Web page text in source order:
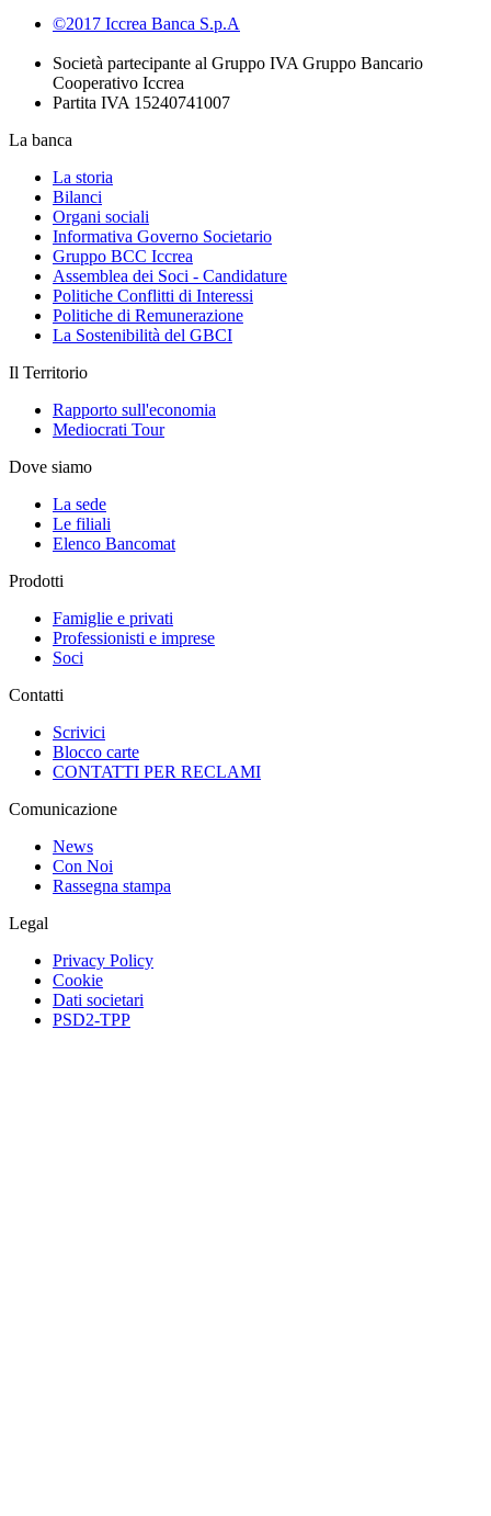
©2017 Iccrea Banca S.p.A
Società partecipante al Gruppo IVA Gruppo Bancario
Cooperativo Iccrea
Partita IVA 15240741007
La banca
La storia
Bilanci
Organi sociali
Informativa Governo Societario
Gruppo BCC Iccrea
Assemblea dei Soci - Candidature
Politiche Conflitti di Interessi
Politiche di Remunerazione
La Sostenibilità del GBCI
Il Territorio
Rapporto sull'economia
Mediocrati Tour
Dove siamo
La sede
Le filiali
Elenco Bancomat
Prodotti
Famiglie e privati
Professionisti e imprese
Soci
Contatti
Scrivici
Blocco carte
CONTATTI PER RECLAMI
Comunicazione
News
Con Noi
Rassegna stampa
Legal
Privacy Policy
Cookie
Dati societari
PSD2-TPP